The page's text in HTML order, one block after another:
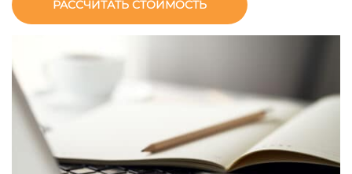
РАССЧИТАТЬ СТОИМОСТЬ